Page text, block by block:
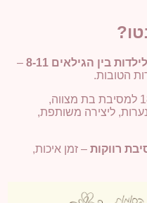
בין הגילאים 8-11
–
הטובות.
– 12 - 18 למסיבת בת מצווה,
נערות, ליצירה משותפת,
רווקות – זמן איכות,